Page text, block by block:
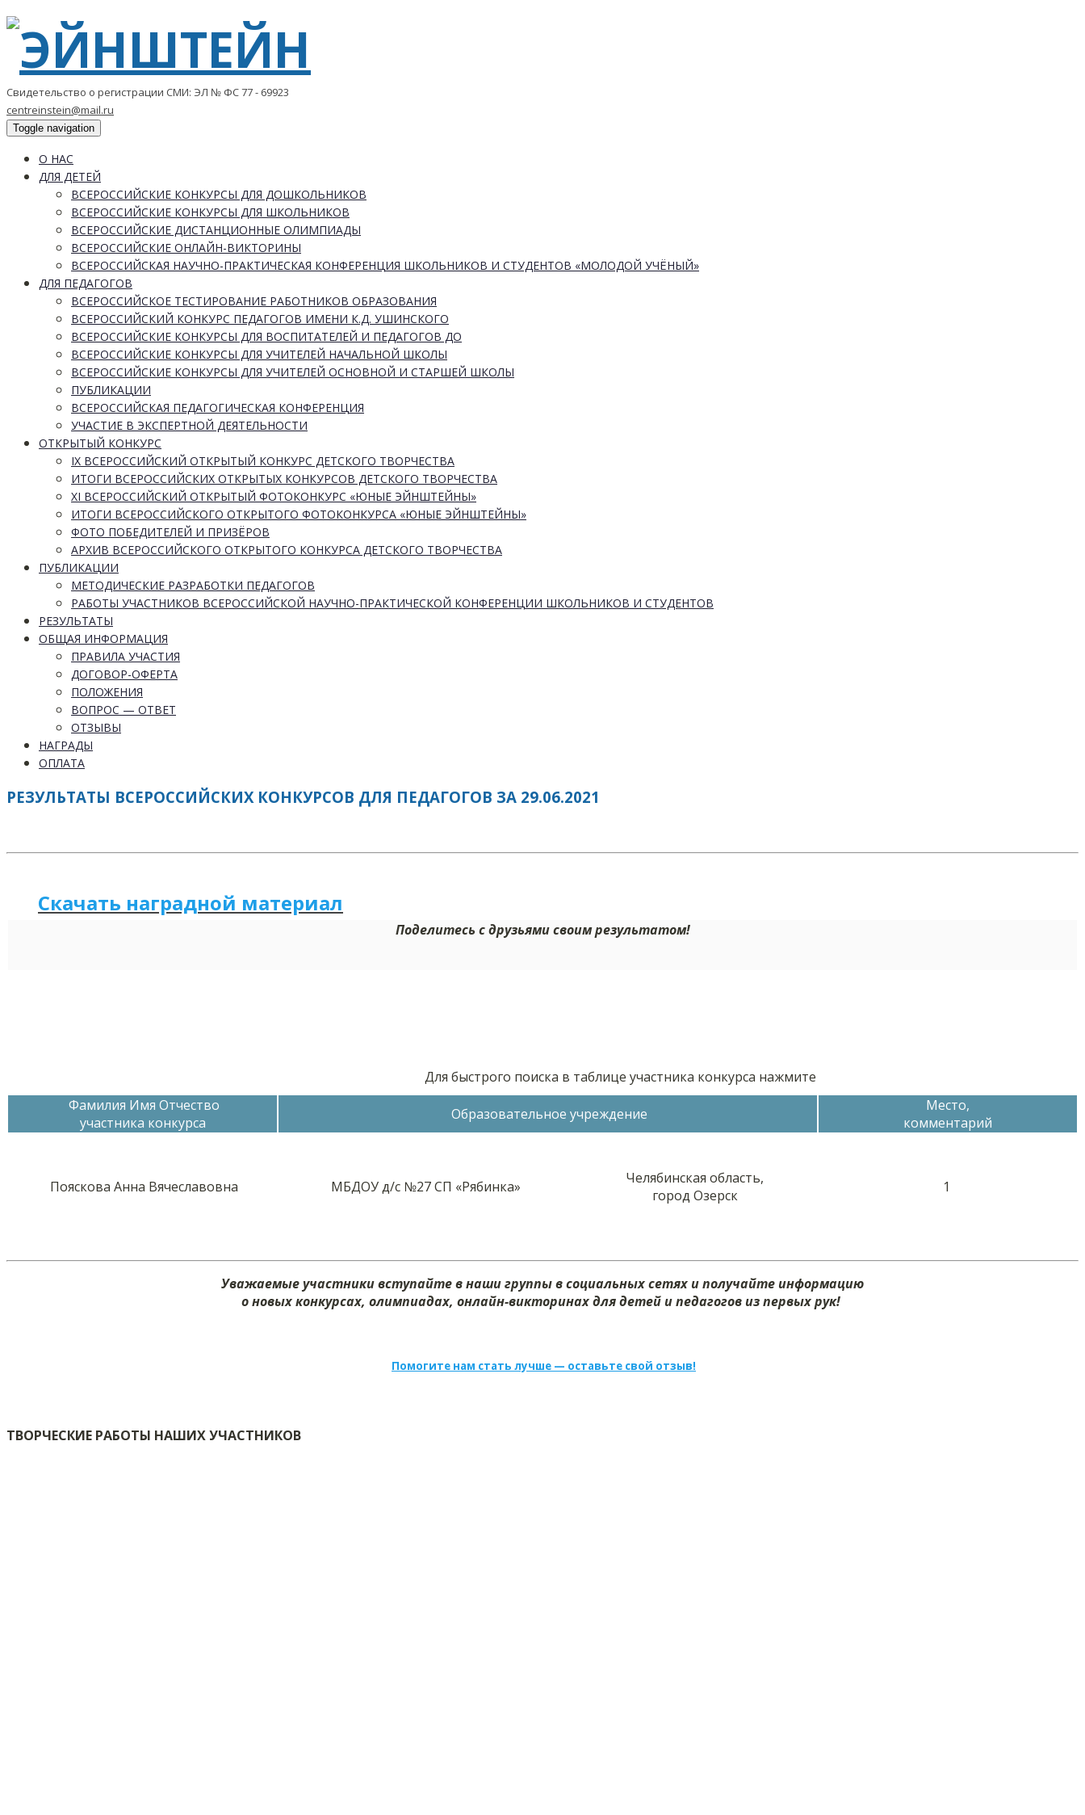
Свидетельство о регистрации СМИ: ЭЛ № ФС 77 - 69923
centreinstein@mail.ru
Toggle navigation
О НАС
ДЛЯ ДЕТЕЙ
ВСЕРОССИЙСКИЕ КОНКУРСЫ ДЛЯ ДОШКОЛЬНИКОВ
ВСЕРОССИЙСКИЕ КОНКУРСЫ ДЛЯ ШКОЛЬНИКОВ
ВСЕРОССИЙСКИЕ ДИСТАНЦИОННЫЕ ОЛИМПИАДЫ
ВСЕРОССИЙСКИЕ ОНЛАЙН-ВИКТОРИНЫ
ВСЕРОССИЙСКАЯ НАУЧНО-ПРАКТИЧЕСКАЯ КОНФЕРЕНЦИЯ ШКОЛЬНИКОВ И СТУДЕНТОВ «МОЛОДОЙ УЧЁНЫЙ»
ДЛЯ ПЕДАГОГОВ
ВСЕРОССИЙСКОЕ ТЕСТИРОВАНИЕ РАБОТНИКОВ ОБРАЗОВАНИЯ
ВСЕРОССИЙСКИЙ КОНКУРС ПЕДАГОГОВ ИМЕНИ К.Д. УШИНСКОГО
ВСЕРОССИЙСКИЕ КОНКУРСЫ ДЛЯ ВОСПИТАТЕЛЕЙ И ПЕДАГОГОВ ДО
ВСЕРОССИЙСКИЕ КОНКУРСЫ ДЛЯ УЧИТЕЛЕЙ НАЧАЛЬНОЙ ШКОЛЫ
ВСЕРОССИЙСКИЕ КОНКУРСЫ ДЛЯ УЧИТЕЛЕЙ ОСНОВНОЙ И СТАРШЕЙ ШКОЛЫ
ПУБЛИКАЦИИ
ВСЕРОССИЙСКАЯ ПЕДАГОГИЧЕСКАЯ КОНФЕРЕНЦИЯ
УЧАСТИЕ В ЭКСПЕРТНОЙ ДЕЯТЕЛЬНОСТИ
ОТКРЫТЫЙ КОНКУРС
IX ВСЕРОССИЙСКИЙ ОТКРЫТЫЙ КОНКУРС ДЕТСКОГО ТВОРЧЕСТВА
ИТОГИ ВСЕРОССИЙСКИХ ОТКРЫТЫХ КОНКУРСОВ ДЕТСКОГО ТВОРЧЕСТВА
XI ВСЕРОССИЙСКИЙ ОТКРЫТЫЙ ФОТОКОНКУРС «ЮНЫЕ ЭЙНШТЕЙНЫ»
ИТОГИ ВСЕРОССИЙСКОГО ОТКРЫТОГО ФОТОКОНКУРСА «ЮНЫЕ ЭЙНШТЕЙНЫ»
ФОТО ПОБЕДИТЕЛЕЙ И ПРИЗЁРОВ
АРХИВ ВСЕРОССИЙСКОГО ОТКРЫТОГО КОНКУРСА ДЕТСКОГО ТВОРЧЕСТВА
ПУБЛИКАЦИИ
МЕТОДИЧЕСКИЕ РАЗРАБОТКИ ПЕДАГОГОВ
РАБОТЫ УЧАСТНИКОВ ВСЕРОССИЙСКОЙ НАУЧНО-ПРАКТИЧЕСКОЙ КОНФЕРЕНЦИИ ШКОЛЬНИКОВ И СТУДЕНТОВ
РЕЗУЛЬТАТЫ
ОБЩАЯ ИНФОРМАЦИЯ
ПРАВИЛА УЧАСТИЯ
ДОГОВОР-ОФЕРТА
ПОЛОЖЕНИЯ
ВОПРОС — ОТВЕТ
ОТЗЫВЫ
НАГРАДЫ
ОПЛАТА
РЕЗУЛЬТАТЫ ВСЕРОССИЙСКИХ КОНКУРСОВ ДЛЯ ПЕДАГОГОВ ЗА 29.06.2021
Скачать наградной материал
Поделитесь с друзьями своим результатом!
Для быстрого поиска в таблице участника конкурса нажмите
Фамилия Имя Отчество
участника конкурса
Образовательное учреждение
Место,
комментарий
Пояскова Анна Вячеславовна МБДОУ д/с №27 СП «Рябинка»
Челябинская область,
город Озерск
1
Уважаемые участники вступайте в наши группы в социальных сетях и получайте информацию
о новых конкурсах, олимпиадах, онлайн-викторинах для детей и педагогов из первых рук!
Помогите нам стать лучше — оставьте свой отзыв!
ТВОРЧЕСКИЕ РАБОТЫ НАШИХ УЧАСТНИКОВ